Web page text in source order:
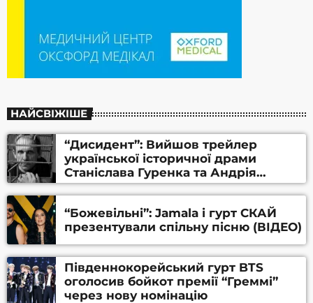
НАЙСВІЖІШЕ
“Дисидент”: Вийшов трейлер
української історичної драми
Станіслава Гуренка та Андрія
Алфьорова (ВІДЕО)
“Божевільні”: Jamala і гурт СКАЙ
презентували спільну пісню (ВІДЕО)
Південнокорейський гурт BTS
оголосив бойкот премії “Греммі”
через нову номінацію